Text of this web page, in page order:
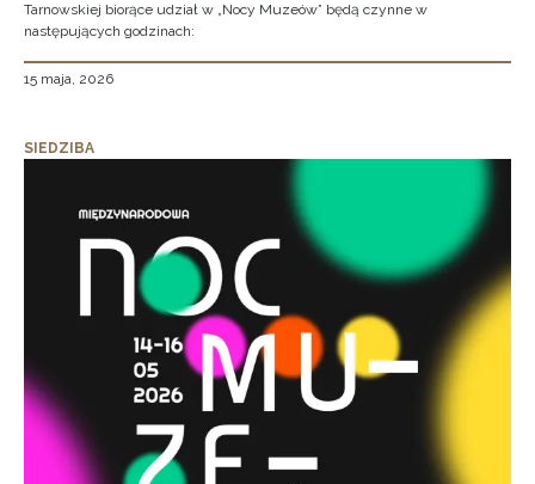
Tarnowskiej biorące udział w „Nocy Muzeów” będą czynne w
następujących godzinach:
15 maja, 2026
SIEDZIBA